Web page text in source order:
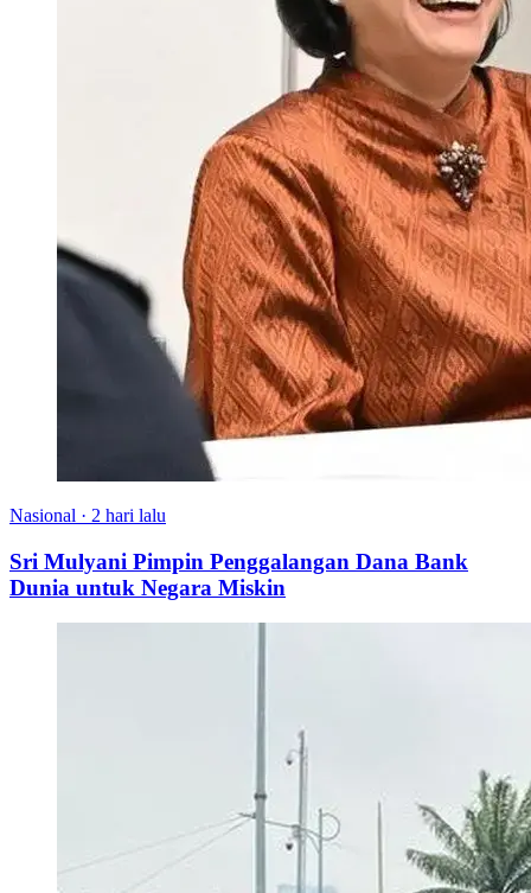
Nasional · 2 hari lalu
Sri Mulyani Pimpin Penggalangan Dana Bank
Dunia untuk Negara Miskin